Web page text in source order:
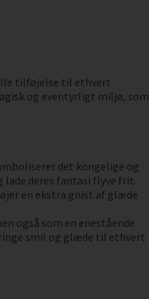
tilføjelse til ethvert
og eventyrligt miljø, som
det kongelige og
deres fantasi flyve frit.
en ekstra gnist af glæde
også som en enestående
smil og glæde til ethvert